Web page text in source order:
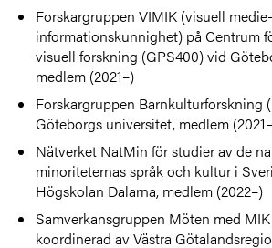
Forskargruppen VIMIK (visuell
informationskunnighet) på Centrum
visuell forskning (GPS400) vid
medlem (2021–)
Forskargruppen Barnkulturforskning
Göteborgs universitet, medlem
Nätverket NatMin för studier av de
minoriteternas språk och kultur i
Högskolan Dalarna, medlem (2022–)
Samverkansgruppen Möten med
koordinerad av Västra